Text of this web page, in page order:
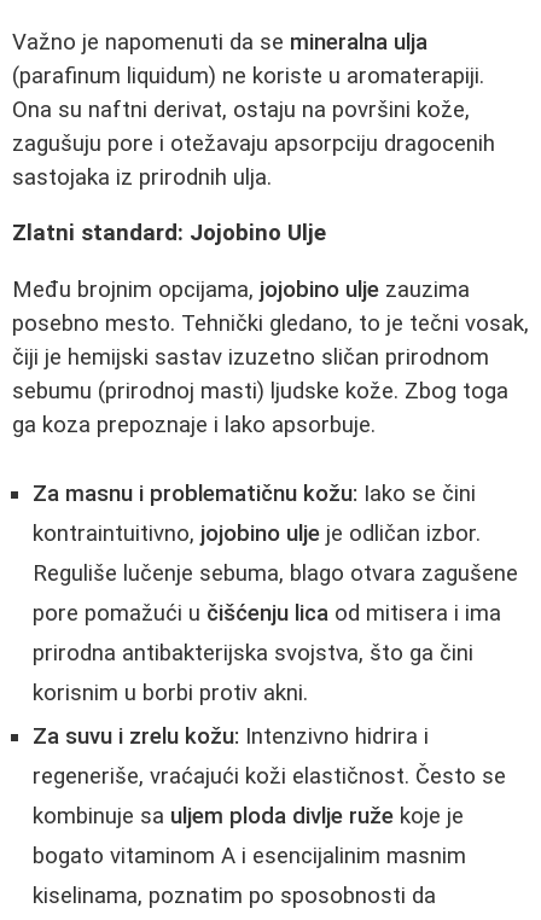
Važno je napomenuti da se mineralna ulja
(parafinum liquidum) ne koriste u aromaterapiji.
Ona su naftni derivat, ostaju na površini kože,
zagušuju pore i otežavaju apsorpciju dragocenih
sastojaka iz prirodnih ulja.
Zlatni standard: Jojobino Ulje
Među brojnim opcijama, jojobino ulje zauzima
posebno mesto. Tehnički gledano, to je tečni vosak,
čiji je hemijski sastav izuzetno sličan prirodnom
sebumu (prirodnoj masti) ljudske kože. Zbog toga
ga koza prepoznaje i lako apsorbuje.
Za masnu i problematičnu kožu: Iako se čini
kontraintuitivno, jojobino ulje je odličan izbor.
Reguliše lučenje sebuma, blago otvara zagušene
pore pomažući u čišćenju lica od mitisera i ima
prirodna antibakterijska svojstva, što ga čini
korisnim u borbi protiv akni.
Za suvu i zrelu kožu: Intenzivno hidrira i
regeneriše, vraćajući koži elastičnost. Često se
kombinuje sa uljem ploda divlje ruže koje je
bogato vitaminom A i esencijalinim masnim
kiselinama, poznatim po sposobnosti da